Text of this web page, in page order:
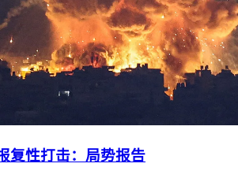
复性打击：局势报告